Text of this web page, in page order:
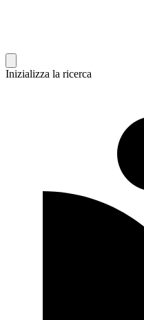
Inizializza la ricerca